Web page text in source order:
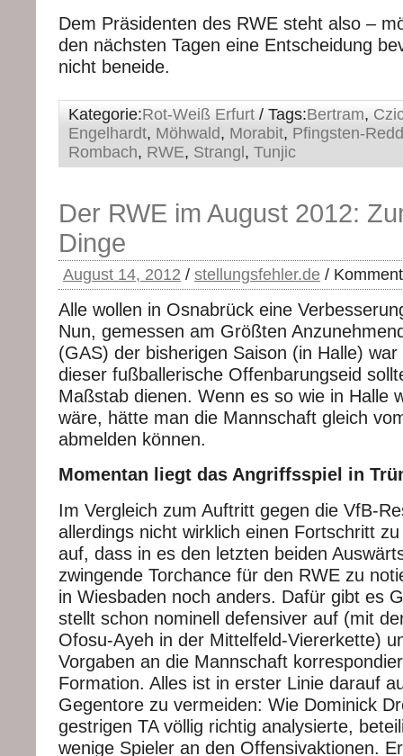
Dem Präsidenten des RWE steht also –
den nächsten Tagen eine Entscheidung
nicht beneide.
Kategorie:Rot-Weiß Erfurt / Tags:Bertram,
Engelhardt, Möhwald, Morabit, Pfingsten-
Rombach, RWE, Strangl , Tunjic
Der RWE im August 2012:
Dinge
August 14, 2012 / stellungsfehler.de /
Alle wollen in Osnabrück eine
Nun, gemessen am Größten
(GAS) der bisherigen Saison (in Halle)
dieser fußballerische Offenbarungseid
Maßstab dienen. Wenn es so wie in Halle
wäre, hätte man die Mannschaft gleich
abmelden können.
Momentan liegt das Angriffsspiel in
Im Vergleich zum Auftritt gegen die VfB-
allerdings nicht wirklich einen Fortschritt
auf, dass in es den letzten beiden
zwingende Torchance für den RWE zu
in Wiesbaden noch anders. Dafür gibt es
stellt schon nominell defensiver auf (mit
Ofosu-Ayeh in der Mittelfeld-Viererkette)
Vorgaben an die Mannschaft
Formation. Alles ist in erster Linie darauf
Gegentore zu vermeiden: Wie Dominick
gestrigen TA völlig richtig analysierte,
wenige Spieler an den Offensivaktionen.